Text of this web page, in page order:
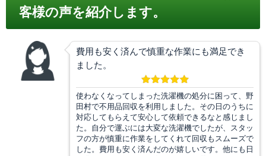
客様の声を紹介します。
費用も安く済んで慎重な作業にも満足でき
ました。
使わなくなってしまった洗濯機の処分に困って、野
田村で不用品回収を利用しました。その日のうちに
対応してもらえて安心して依頼できるなと感じまし
た。自分で運ぶには大変な洗濯機でしたが、スタッ
フの方が慎重に作業をしてくれて回収もスムーズで
した。費用も安く済んだのが嬉しいです。他にも日